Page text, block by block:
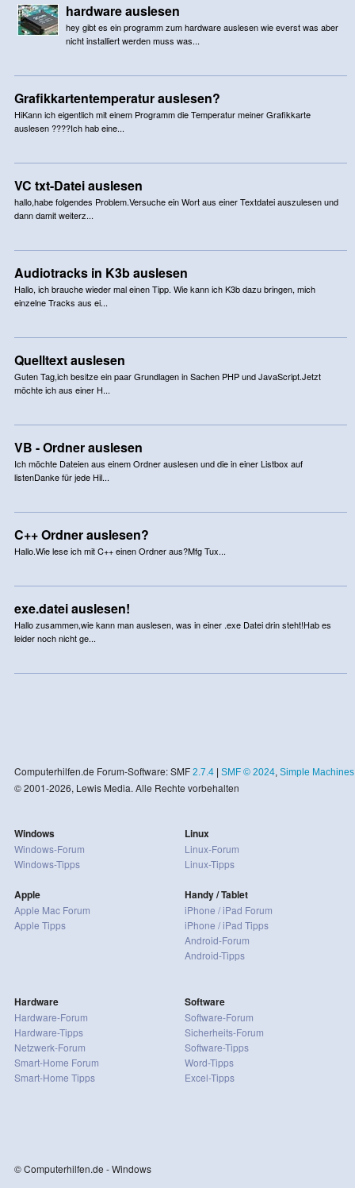
hardware auslesen
hey gibt es ein programm zum hardware auslesen wie everst was aber
nicht installiert werden muss was...
Grafikkartentemperatur auslesen?
HiKann ich eigentlich mit einem Programm die Temperatur meiner Grafikkarte
auslesen ????Ich hab eine...
VC txt-Datei auslesen
hallo,habe folgendes Problem.Versuche ein Wort aus einer Textdatei auszulesen und
dann damit weiterz...
Audiotracks in K3b auslesen
Hallo, ich brauche wieder mal einen Tipp. Wie kann ich K3b dazu bringen, mich
einzelne Tracks aus ei...
Quelltext auslesen
Guten Tag,ich besitze ein paar Grundlagen in Sachen PHP und JavaScript.Jetzt
möchte ich aus einer H...
VB - Ordner auslesen
Ich möchte Dateien aus einem Ordner auslesen und die in einer Listbox auf
listenDanke für jede Hil...
C++ Ordner auslesen?
Hallo.Wie lese ich mit C++ einen Ordner aus?Mfg Tux...
exe.datei auslesen!
Hallo zusammen,wie kann man auslesen, was in einer .exe Datei drin steht!Hab es
leider noch nicht ge...
Computerhilfen.de Forum-Software: SMF 2.7.4| SMF © 2024, Simple Machines
© 2001-2026, Lewis Media. Alle Rechte vorbehalten
Windows
Windows-Forum
Windows-Tipps
Apple
Apple Mac Forum
Apple Tipps
Linux
Linux-Forum
Linux-Tipps
Handy / Tablet
iPhone / iPad Forum
iPhone / iPad Tipps
Android-Forum
Android-Tipps
Hardware
Hardware-Forum
Hardware-Tipps
Netzwerk-Forum
Smart-Home Forum
Smart-Home Tipps
Software
Software-Forum
Sicherheits-Forum
Software-Tipps
Word-Tipps
Excel-Tipps
© Computerhilfen.de - Windows